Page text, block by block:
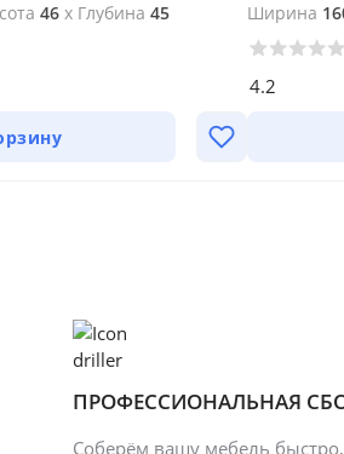
46 x Глубина 45 Ширина
4.2
ПРОФЕССИОНАЛЬНАЯ
Соберём вашу мебель быстро,